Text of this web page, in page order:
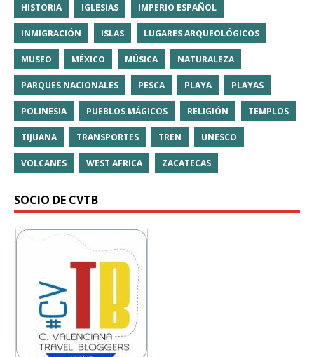
HISTORIA IGLESIAS IMPERIO ESPAÑOL
INMIGRACIÓN ISLAS LUGARES ARQUEOLÓGICOS
MUSEO MÉXICO MÚSICA NATURALEZA
PARQUES NACIONALES PESCA PLAYA PLAYAS
POLINESIA PUEBLOS MÁGICOS RELIGIÓN TEMPLOS
TIJUANA TRANSPORTES TREN UNESCO
VOLCANES WEST AFRICA ZACATECAS
SOCIO DE CVTB